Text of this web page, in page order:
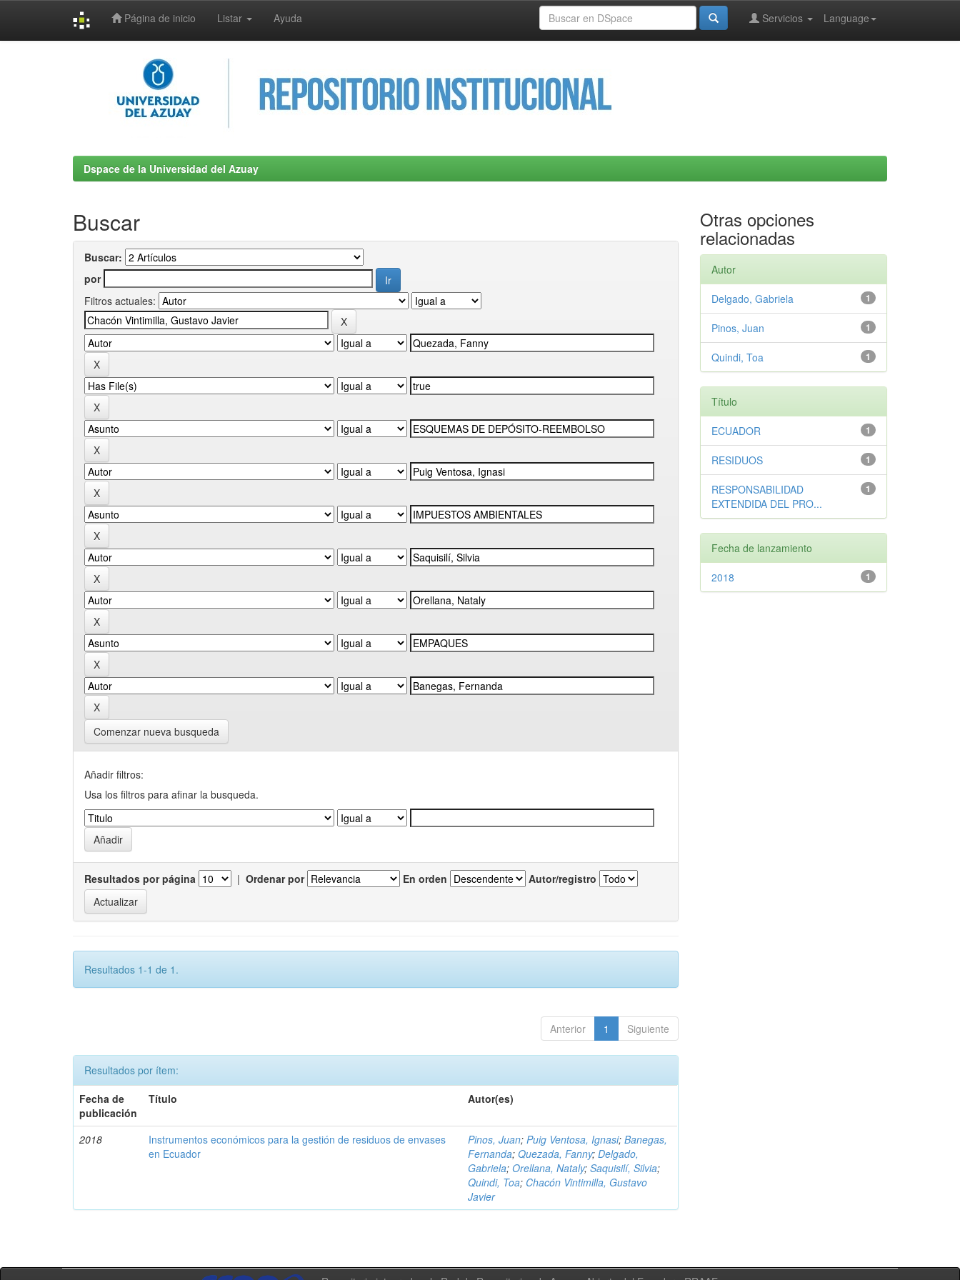
Página de inicio Listar Ayuda Language
Servicios
Dspace de la Universidad del Azuay
Buscar
Buscar:
por
Filtros actuales:
Comenzar nueva busqueda
Añadir filtros:
Usa los filtros para afinar la busqueda.
Resultados por página | Ordenar por En orden Autor/registro
Resultados 1-1 de 1.
Anterior 1 Siguiente
Resultados por ítem:
Fecha de
publicación
Título Autor(es)
2018
Instrumentos económicos para la gestión de residuos de envases
en Ecuador
Pinos, Juan;Puig Ventosa, Ignasi;Banegas,
Fernanda;Quezada, Fanny;Delgado,
Gabriela;Orellana, Nataly;Saquisilí, Silvia;
Quindi, Toa; Chacón Vintimilla, Gustavo
Javier
Otras opciones
relacionadas
Autor
1
Delgado, Gabriela
1
Pinos, Juan
1
Quindi, Toa
Título
1
ECUADOR
1
RESIDUOS
1
RESPONSABILIDAD
EXTENDIDA DEL PRO...
Fecha de lanzamiento
1
2018